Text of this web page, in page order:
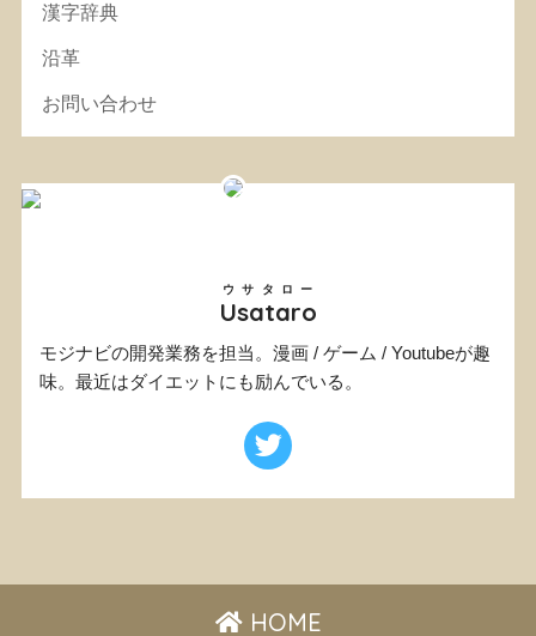
漢字辞典
沿革
お問い合わせ
Usataro
ウサタロー
モジナビの開発業務を担当。漫画 / ゲーム / Youtubeが趣
味。最近はダイエットにも励んでいる。
HOME